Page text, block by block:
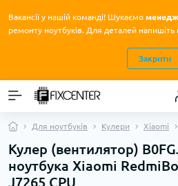
Вакансії у нашій команді! Шукаємо
ремонту ноутбуків. Для деталей напишіть
Закрити
Для ноутбуків Кулери Xiaomi
Кулер (вентилятор)
ноутбука Xiaomi
J7265 CPU